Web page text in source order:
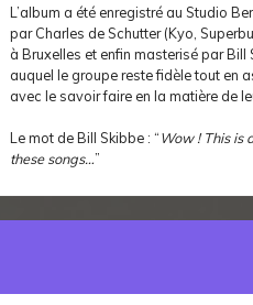
L’album a été enregistré au Studio
par Charles de Schutter (Kyo,
à Bruxelles et enfin masterisé par Bill
auquel le groupe reste fidèle tout en
avec le savoir faire en la matière de
Le mot de Bill Skibbe : “Wow ! This is
these songs…”